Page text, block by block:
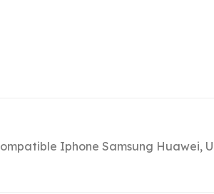
Iphone Samsung Huawei,